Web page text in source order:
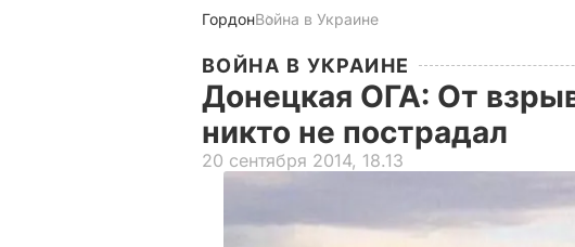
ГордонВойна в Украине
ВОЙНА В УКРАИНЕ
Донецкая ОГА: От
никто не пострадал
20 сентября 2014, 18.13